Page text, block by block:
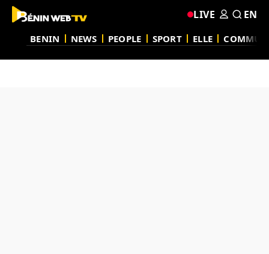
BENIN NEWS PEOPLE SPORT ELLE
LIVE EN